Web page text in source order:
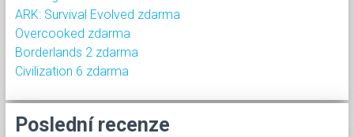
ARK: Survival Evolved zdarma
Overcooked zdarma
Borderlands 2 zdarma
Civilization 6 zdarma
Poslední recenze